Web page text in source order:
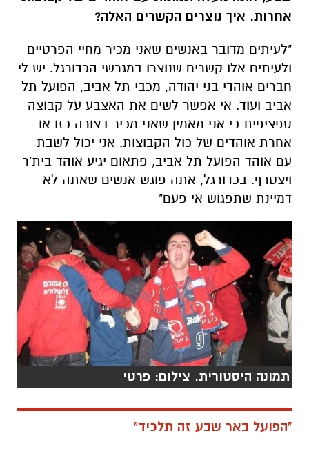
חברים אוהדי בני יהודה, מכבי תל אביב, הפועל תל
ספציפית כי אני מאמין שאני מכיר בצורה כזו או
אחרת אוהדים של כול הקבוצות. אני יכול לשבת
עם אוהד הפועל תל אביב, פתאום יגיע אוהד בית'ר
ויצטרף. בכדורגל, אתה פוגש אנשים שאתה לא
דמיינת שתפגוש אי פעם"
תמונה היסטורית. צילום: פרטי
"הפועל באר שבע זה תלכיד"
אם אלך אתך ברחבי העיר במשך כ-40 דקות, כמה
אנשים יעצרו אותך, ידברו ויבקשו סלפי?